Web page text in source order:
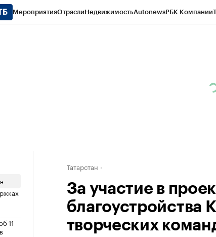
МероприятияОтраслиНедвижимостьAutonewsРБК Компании
11
Татарстан
За участие в
благоустройства
творческих